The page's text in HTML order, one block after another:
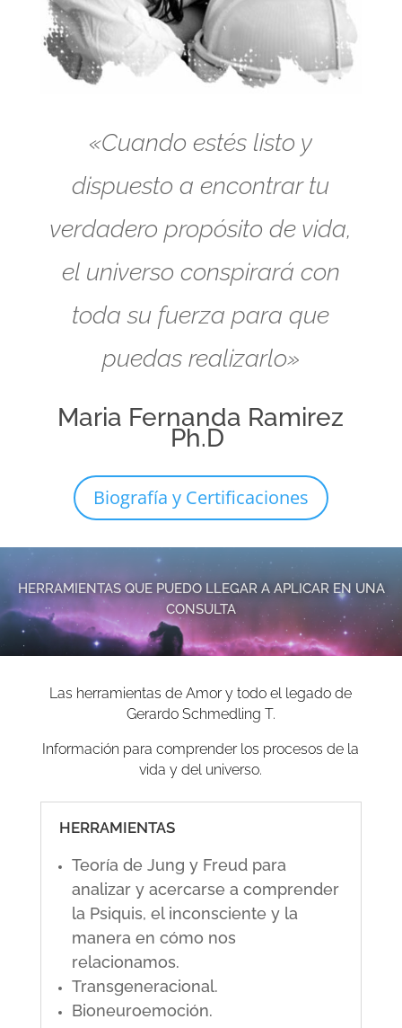
«Cuando estés listo y
dispuesto a encontrar tu
verdadero propósito de vida,
el universo conspirará con
toda su fuerza para que
puedas realizarlo»
Maria Fernanda Ramirez
Ph.D
Biografía y Certificaciones
HERRAMIENTAS QUE PUEDO LLEGAR A APLICAR EN UNA
CONSULTA
Las herramientas de Amor y todo el legado de
Gerardo Schmedling T.
Información para comprender los procesos de la
vida y del universo.
HERRAMIENTAS
Teoría de Jung y Freud para
analizar y acercarse a comprender
la Psiquis, el inconsciente y la
manera en cómo nos
relacionamos.
Transgeneracional.
Bioneuroemoción.